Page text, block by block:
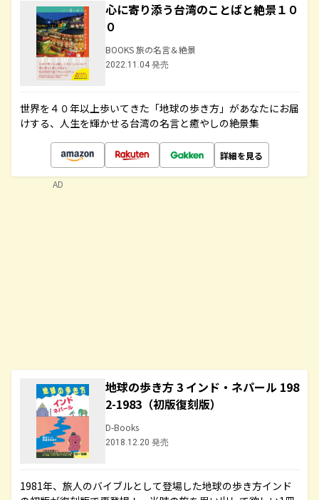
心に寄り添う台湾のことばと絶景１０
０
BOOKS 旅の名言＆絶景
2022.11.04 発売
世界を４０年以上歩いてきた「地球の歩き方」があなたにお届
けする、人生を輝かせる台湾の名言と癒やしの絶景集
詳細を見る
地球の歩き方 3 インド・ネパール 198
2-1983（初版復刻版）
D-Books
2018.12.20 発売
1981年、旅人のバイブルとして登場した地球の歩き方インド
AD